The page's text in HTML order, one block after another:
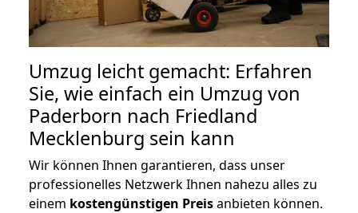
Umzug leicht gemacht: Erfahren
Sie, wie einfach ein Umzug von
Paderborn nach Friedland
Mecklenburg sein kann
Wir können Ihnen garantieren, dass unser
professionelles Netzwerk Ihnen nahezu alles zu
einem kostengünstigen Preisanbieten können.